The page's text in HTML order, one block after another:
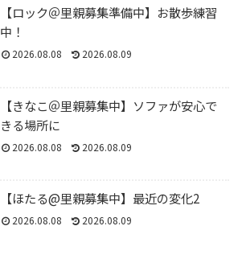
【ロック＠里親募集準備中】お散歩練習
中！
2026.08.08 2026.08.09
【きなこ＠里親募集中】ソファが安心で
きる場所に
2026.08.08 2026.08.09
【ほたる@里親募集中】最近の変化2
2026.08.08 2026.08.09